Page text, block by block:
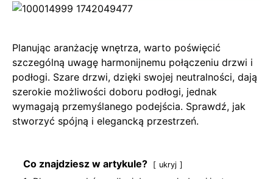
Planując aranżację wnętrza, warto poświęcić
szczególną uwagę harmonijnemu połączeniu drzwi i
podłogi. Szare drzwi, dzięki swojej neutralności, dają
szerokie możliwości doboru podłogi, jednak
wymagają przemyślanego podejścia. Sprawdź, jak
stworzyć spójną i elegancką przestrzeń.
Co znajdziesz w artykule? ukryj